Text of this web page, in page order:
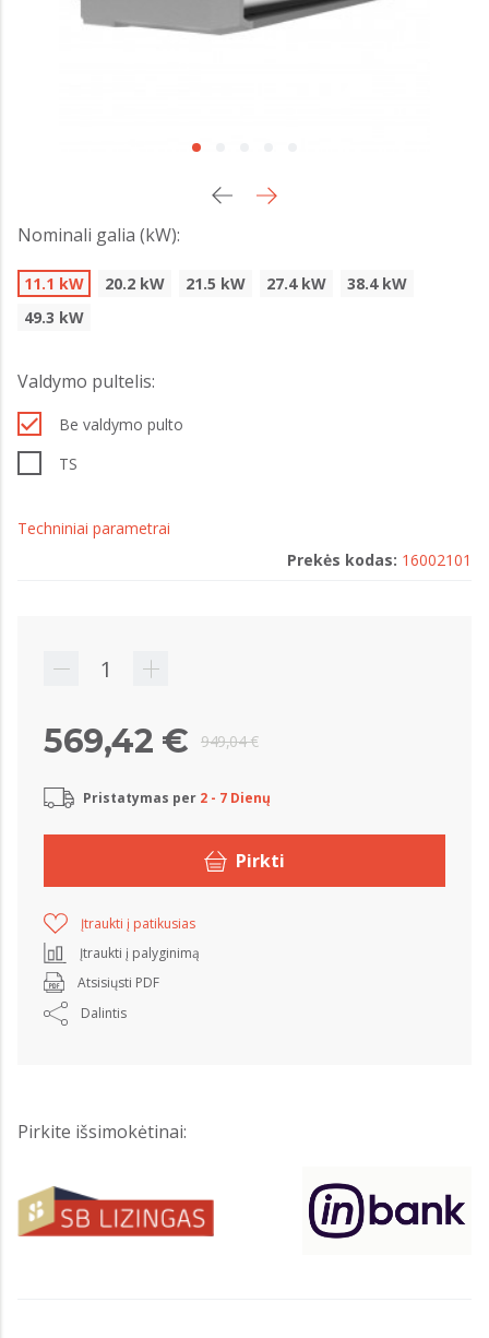
Nominali galia (kW):
11.1 kW 20.2 kW 21.5 kW 27.4 kW
38.4 kW
49.3 kW
Valdymo pultelis:
Be valdymo pulto
TS
Techniniai parametrai
Prekės kodas: 16002101
949,04 €
569,42 €
Pristatymas per 2 - 7 Dienų
Pirkti
Įtraukti į patikusias
Įtraukti į palyginimą
Atsisiųsti PDF
Dalintis
Pirkite išsimokėtinai: